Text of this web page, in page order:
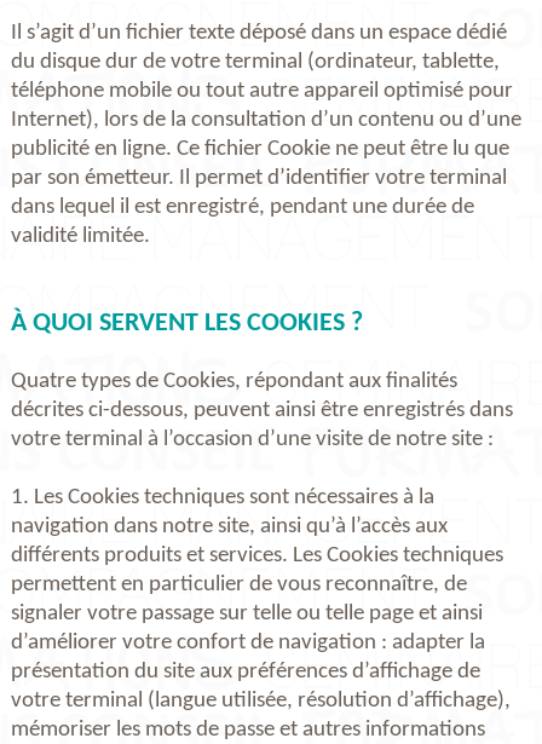
Il s’agit d’un fichier texte déposé dans un espace dédié
du disque dur de votre terminal (ordinateur, tablette,
téléphone mobile ou tout autre appareil optimisé pour
Internet), lors de la consultation d’un contenu ou d’une
publicité en ligne. Ce fichier Cookie ne peut être lu que
par son émetteur. Il permet d’identifier votre terminal
dans lequel il est enregistré, pendant une durée de
validité limitée.
À QUOI SERVENT LES COOKIES ?
Quatre types de Cookies, répondant aux finalités
décrites ci-dessous, peuvent ainsi être enregistrés dans
votre terminal à l’occasion d’une visite de notre site :
1. Les Cookies techniques sont nécessaires à la
navigation dans notre site, ainsi qu’à l’accès aux
différents produits et services. Les Cookies techniques
permettent en particulier de vous reconnaître, de
signaler votre passage sur telle ou telle page et ainsi
d’améliorer votre confort de navigation : adapter la
présentation du site aux préférences d’affichage de
votre terminal (langue utilisée, résolution d’affichage),
mémoriser les mots de passe et autres informations